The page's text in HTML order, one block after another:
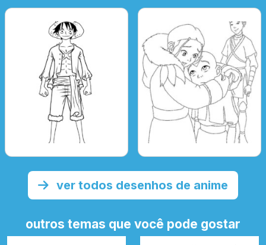
ver todos desenhos de anime
outros temas que você pode gostar